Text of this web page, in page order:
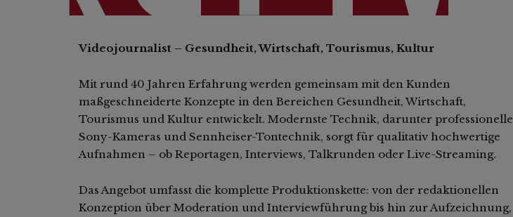
Videojournalist – Gesundheit, Wirtschaft, Tourismus, Kultur
Mit rund 40 Jahren Erfahrung werden gemeinsam mit den Kunden
maßgeschneiderte Konzepte in den Bereichen Gesundheit, Wirtschaft,
Tourismus und Kultur entwickelt. Modernste Technik, darunter professionelle
Sony-Kameras und Sennheiser-Tontechnik, sorgt für qualitativ hochwertige
Aufnahmen – ob Reportagen, Interviews, Talkrunden oder Live-Streaming.
Das Angebot umfasst die komplette Produktionskette: von der redaktionellen
Konzeption über Moderation und Interviewführung bis hin zur Aufzeichnung,